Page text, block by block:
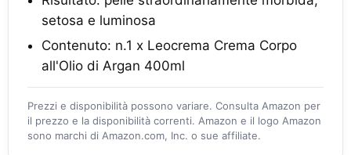
setosa e luminosa
Contenuto: n.1 x Leocrema Crema Corpo
all'Olio di Argan 400ml
Prezzi e disponibilità possono variare. Consulta Amazon per
il prezzo e la disponibilità correnti. Amazon e il logo Amazon
sono marchi di Amazon.com, Inc. o sue affiliate.